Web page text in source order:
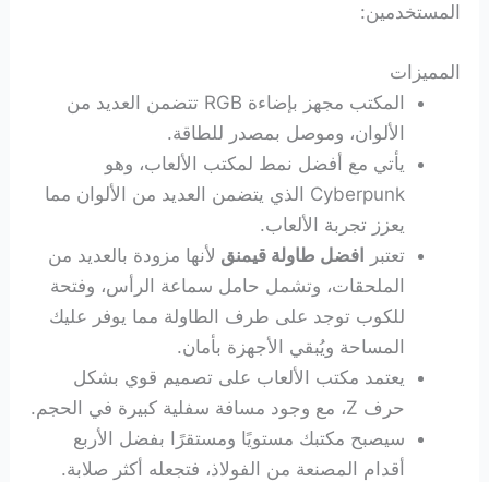
المستخدمين:
المميزات
المكتب مجهز بإضاءة RGB تتضمن العديد من
الألوان، وموصل بمصدر للطاقة.
يأتي مع أفضل نمط لمكتب الألعاب، وهو
Cyberpunk الذي يتضمن العديد من الألوان مما
يعزز تجربة الألعاب.
تعتبر
افضل طاولة قيمنق لأنها مزودة بالعديد من
الملحقات، وتشمل حامل سماعة الرأس، وفتحة
للكوب توجد على طرف الطاولة مما يوفر عليك
المساحة ويُبقي الأجهزة بأمان.
يعتمد مكتب الألعاب على تصميم قوي بشكل
حرف Z، مع وجود مسافة سفلية كبيرة في الحجم.
سيصبح مكتبك مستويًا ومستقرًا بفضل الأربع
أقدام المصنعة من الفولاذ، فتجعله أكثر صلابة.